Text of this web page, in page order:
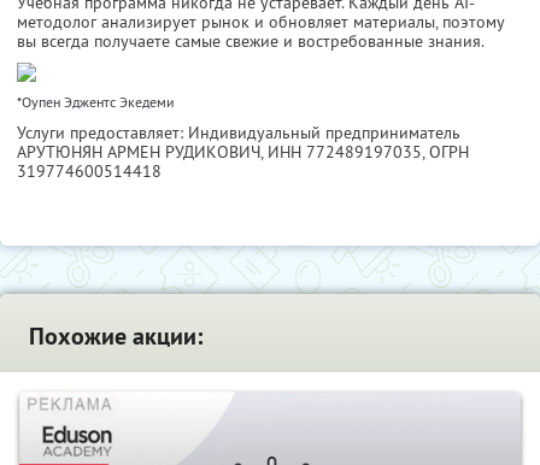
методолог анализирует рынок и обновляет материалы, поэтому
вы всегда получаете самые свежие и востребованные знания.
*Оупен Эджентс Экедеми
Услуги предоставляет: Индивидуальный предприниматель
АРУТЮНЯН АРМЕН РУДИКОВИЧ, ИНН 772489197035, ОГРН
319774600514418
Похожие акции: